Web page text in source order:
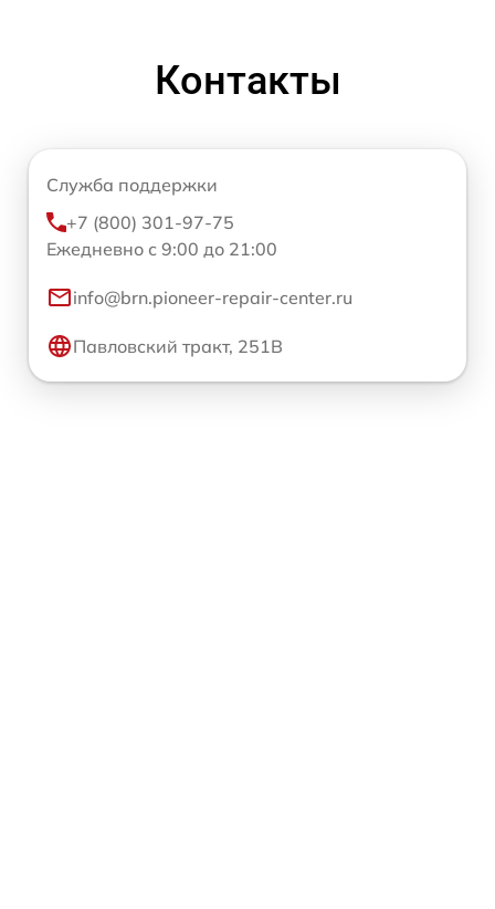
Контакты
Служба поддержки
+7 (800) 301-97-75
Ежедневно с 9:00 до 21:00
info@brn.pioneer-repair-center.ru
Павловский тракт, 251В